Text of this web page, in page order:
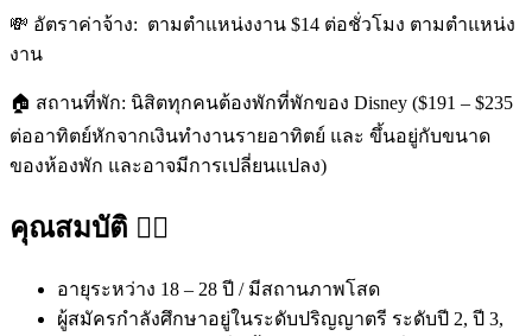
💸 อัตราค่าจ้าง: ตามตำแหน่งงาน $14 ต่อชั่วโมง ตามตำแหน่ง
งาน
🏠 สถานที่พัก: นิสิตทุกคนต้องพักที่พักของ Disney ($191 – $235
ต่ออาทิตย์หักจากเงินทำงานรายอาทิตย์ และ ขึ้นอยู่กับขนาด
ของห้องพัก และอาจมีการเปลี่ยนแปลง)
คุณสมบัติ 👍🏻
อายุระหว่าง 18 – 28 ปี / มีสถานภาพโสด
ผู้สมัครกำลังศึกษาอยู่ในระดับปริญญาตรี ระดับปี 2, ปี 3,